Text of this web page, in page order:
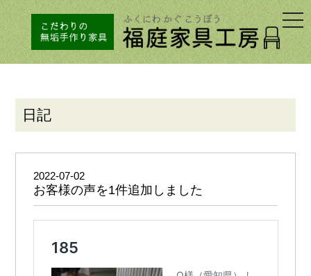
日記
2022-07-02
お客様の声を1件追加しました